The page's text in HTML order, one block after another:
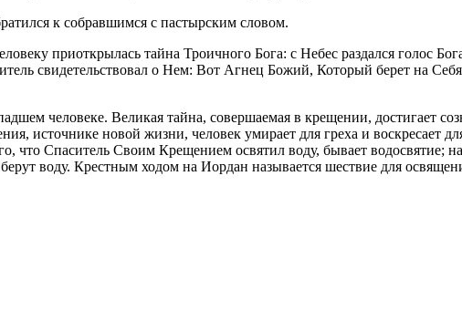
к собравшимся с пастырским словом.
приоткрылась тайна Троичного Бога: с Небес раздался голос
свидетельствовал о Нем: Вот Агнец Божий, Который берет на Себя
человеке. Великая тайна, совершаемая в крещении, достигает
источнике новой жизни, человек умирает для греха и воскресает
что Спаситель Своим Крещением освятил воду, бывает водосвятие;
воду. Крестным ходом на Иордан называется шествие для